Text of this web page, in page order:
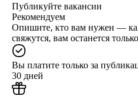
Публикуйте вакансии
Рекомендуем
Опишите, кто вам нужен —
свяжутся, вам останется
Вы платите только за
30 дней